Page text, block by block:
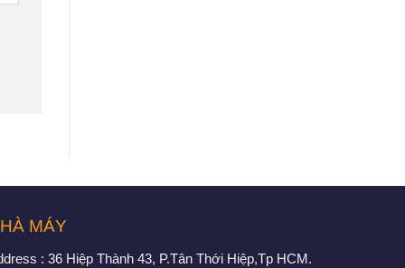
MÁY
: 36 Hiệp Thành 43, P.Tân Thới Hiệp,Tp HCM.